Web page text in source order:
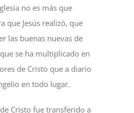
no es más que
que Jesús realizó, que
las buenas nuevas de
se ha multiplicado en
de Cristo que a diario
en todo lugar.
Cristo fue transferido a